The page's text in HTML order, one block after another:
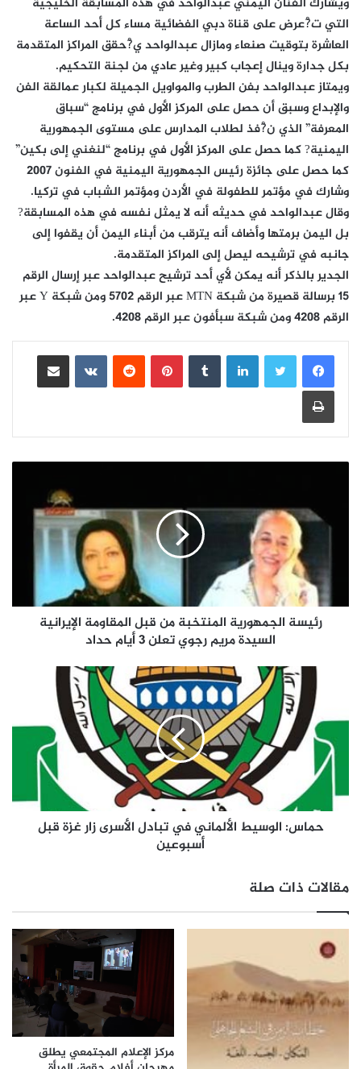
التي ت?ْعرض على قناة دبي الفضائية مساء كل أحد الساعة
العاشرة بتوقيت صنعاء ومازال عبدالواحد ي?ْحقق المراكز المتقدمة
بكل جدارة وينال إعجاب كبير وغير عادي من لجنة التحكيم.
ويمتاز عبدالواحد بفن الطرب والمواويل الجميلة لكبار عمالقة الفن
والإبداع وسبق أن حصل على المركز الأول في برنامج “سباق
المعرفة” الذي ن?ْفذ لطلاب المدارس على مستوى الجمهورية
اليمنية? كما حصل على المركز الأول في برنامج “لنغني إلى بكين”
كما حصل على جائزة رئيس الجمهورية اليمنية في الفنون 2007
وشارك في مؤتمر للطفولة في الأردن ومؤتمر الشباب في تركيا.
وقال عبدالواحد في حديثه أنه لا يمثل نفسه في هذه المسابقة?
بل اليمن برمتها وأضاف أنه يترقب من أبناء اليمن أن يقفوا إلى
جانبه في ترشيحه ليصل إلى المراكز المتقدمة.
الجدير بالذكر أنه يمكن لأي أحد ترشيح عبدالواحد عبر إرسال الرقم
15 برسالة قصيرة من شبكة MTN عبر الرقم 5702 ومن شبكة Y عبر
الرقم 4208 ومن شبكة سبأفون عبر الرقم 4208.
لينكدإن بينتيريست
مشاركة عبر البريد
طباعة
رئيسة الجمهورية المنتخبة من قبل المقاومة الإيرانية
السيدة مريم رجوي تعلن 3 أيام حداد
حماس: الوسيط الألماني في تبادل الأسرى زار غزة قبل
أسبوعين
مقالات ذات صلة
مركز الإعلام المجتمعي يطلق